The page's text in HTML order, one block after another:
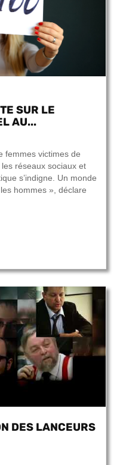
SUR LE
AU...
femmes victimes de
réseaux sociaux et
s’indigne. Un monde
hommes », déclare
DES LANCEURS